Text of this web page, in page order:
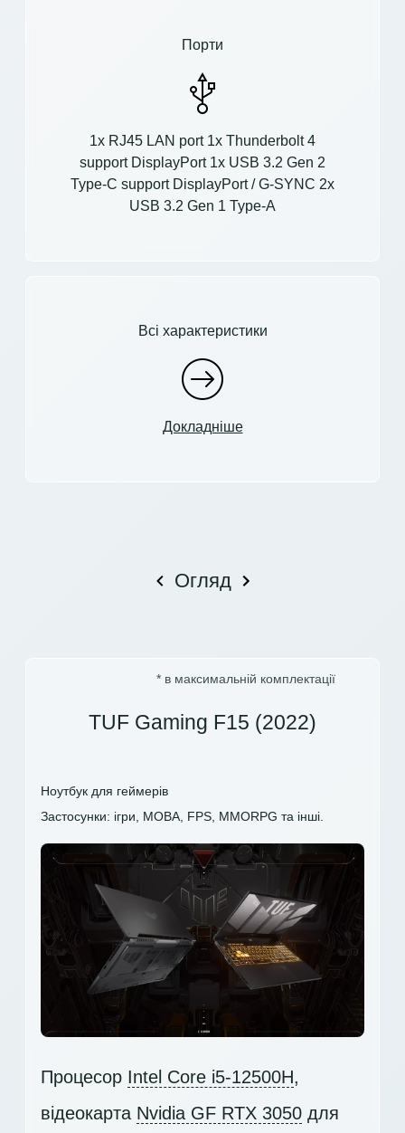
Порти
1x RJ45 LAN port 1x Thunderbolt 4
support DisplayPort 1x USB 3.2 Gen 2
Type-C support DisplayPort / G-SYNC 2x
USB 3.2 Gen 1 Type-A
Всі характеристики
Докладніше
Огляд
* в максимальній комплектації
TUF Gaming F15 (2022)
Ноутбук для геймерів
Застосунки: ігри, MOBA, FPS, MMORPG та інші.
Процесор Intel Core i5-12500H,
відеокарта Nvidia GF RTX 3050 для